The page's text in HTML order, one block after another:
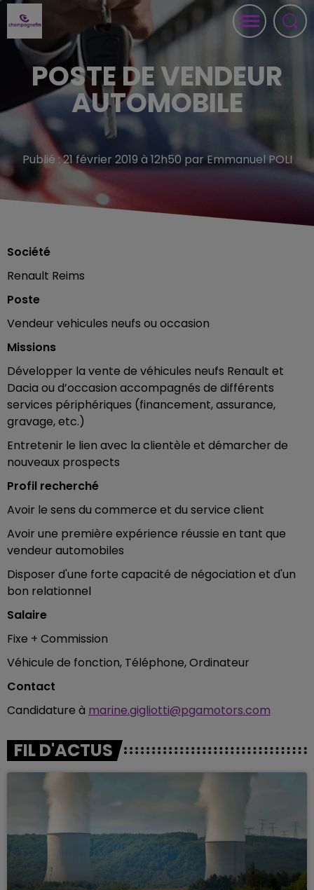
POSTE DE VENDEUR
AUTOMOBILE
Publié : 21 février 2019 à 12h50 par Emmanuel POLI
Société
Renault Reims
Poste
Vendeur vehicules neufs ou occasion
Missions
Développer la vente de véhicules neufs Renault et
Dacia ou d’occasion accompagnés de différents
services périphériques (financement, assurance,
gravage, etc.)
Entretenir le lien avec la clientèle et démarcher de
nouveaux prospects
Profil recherché
Avoir le sens du commerce et du service client
Avoir une première expérience réussie en tant que
vendeur automobiles
Disposer d'une forte capacité de négociation et d'un
bon relationnel
Salaire
Fixe + Commission
Véhicule de fonction, Téléphone, Ordinateur
Contact
Candidature à marine.gigliotti@pgamotors.com
FIL D'ACTUS